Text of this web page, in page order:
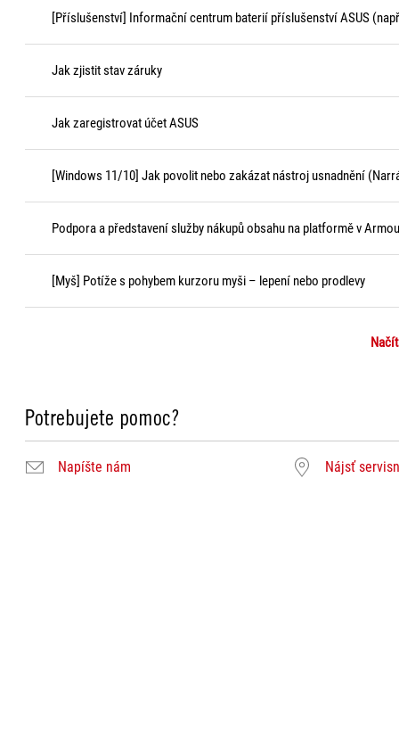
[Příslušenství] Informační centrum baterií příslušenství ASUS
Jak zjistit stav záruky
Jak zaregistrovat účet ASUS
[Windows 11/10] Jak povolit nebo zakázat nástroj usnadnění
Podpora a představení služby nákupů obsahu na platformě v
[Myš] Potíže s pohybem kurzoru myši – lepení nebo prodlevy
Potrebujete pomoc?
Napíšte nám Nájsť